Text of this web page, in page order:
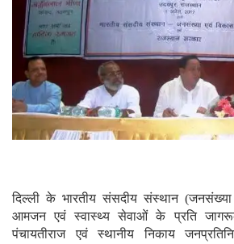
दिल्ली के भारतीय संसदीय संस्थान
आमजन एवं स्वास्थ्य सेवाओं के प्रति
पंचायतीराज एवं स्थानीय निकाय